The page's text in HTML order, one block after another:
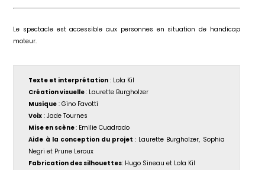
Le spectacle est accessible aux personnes en situation de handicap
moteur.
Texte et interprétation : Lola Kil
Création visuelle: Laurette Burgholzer
Musique : Gino Favotti
Voix : Jade Tournes
Mise en scène: Emilie Cuadrado
Aide à la conception du projet: Laurette Burgholzer, Sophia
Negri et Prune Leroux
Fabrication des silhouettes: Hugo Sineau et Lola Kil